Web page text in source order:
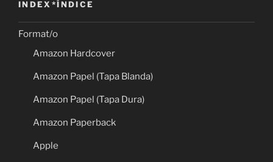
INDEX*ÍNDICE
Format/o
Amazon Hardcover
Amazon Papel (Tapa Blanda)
Amazon Papel (Tapa Dura)
Amazon Paperback
Apple